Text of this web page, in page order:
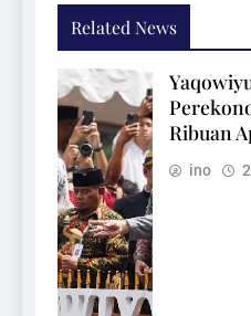
Related News
Ribuan
ino